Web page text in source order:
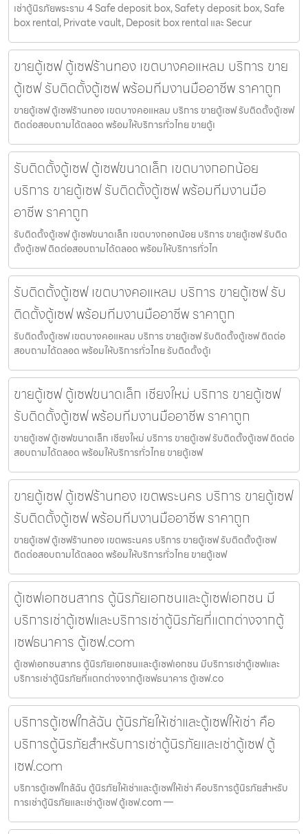
เช่าตู้นิรภัยพระราม 4 Safe deposit box, Safety deposit box, Safe
box rental, Private vault, Deposit box rental และ Secur
ขายตู้เซฟ ตู้เซฟร้านทอง เขตบางคอแหลม บริการ ขาย
ตู้เซฟ รับติดตั้งตู้เซฟ พร้อมทีมงานมืออาชีพ ราคาถูก
ขายตู้เซฟ ตู้เซฟร้านทอง เขตบางคอแหลม บริการ ขายตู้เซฟ รับติดตั้งตู้เซฟ
ติดต่อสอบถามได้ตลอด พร้อมให้บริการทั่วไทย ขายตู้เ
รับติดตั้งตู้เซฟ ตู้เซฟขนาดเล็ก เขตบางกอกน้อย
บริการ ขายตู้เซฟ รับติดตั้งตู้เซฟ พร้อมทีมงานมือ
อาชีพ ราคาถูก
รับติดตั้งตู้เซฟ ตู้เซฟขนาดเล็ก เขตบางกอกน้อย บริการ ขายตู้เซฟ รับติด
ตั้งตู้เซฟ ติดต่อสอบถามได้ตลอด พร้อมให้บริการทั่วไท
รับติดตั้งตู้เซฟ เขตบางคอแหลม บริการ ขายตู้เซฟ รับ
ติดตั้งตู้เซฟ พร้อมทีมงานมืออาชีพ ราคาถูก
รับติดตั้งตู้เซฟ เขตบางคอแหลม บริการ ขายตู้เซฟ รับติดตั้งตู้เซฟ ติดต่อ
สอบถามได้ตลอด พร้อมให้บริการทั่วไทย รับติดตั้งตู้เ
ขายตู้เซฟ ตู้เซฟขนาดเล็ก เชียงใหม่ บริการ ขายตู้เซฟ
รับติดตั้งตู้เซฟ พร้อมทีมงานมืออาชีพ ราคาถูก
ขายตู้เซฟ ตู้เซฟขนาดเล็ก เชียงใหม่ บริการ ขายตู้เซฟ รับติดตั้งตู้เซฟ ติดต่อ
สอบถามได้ตลอด พร้อมให้บริการทั่วไทย ขายตู้เซฟ
ขายตู้เซฟ ตู้เซฟร้านทอง เขตพระนคร บริการ ขายตู้เซฟ
รับติดตั้งตู้เซฟ พร้อมทีมงานมืออาชีพ ราคาถูก
ขายตู้เซฟ ตู้เซฟร้านทอง เขตพระนคร บริการ ขายตู้เซฟ รับติดตั้งตู้เซฟ
ติดต่อสอบถามได้ตลอด พร้อมให้บริการทั่วไทย ขายตู้เซฟ
ตู้เซฟเอกชนสาทร ตู้นิรภัยเอกชนและตู้เซฟเอกชน มี
บริการเช่าตู้เซฟและบริการเช่าตู้นิรภัยที่แตกต่างจากตู้
เซฟธนาคาร ตู้เซฟ.com
ตู้เซฟเอกชนสาทร ตู้นิรภัยเอกชนและตู้เซฟเอกชน มีบริการเช่าตู้เซฟและ
บริการเช่าตู้นิรภัยที่แตกต่างจากตู้เซฟธนาคาร ตู้เซฟ.co
บริการตู้เซฟใกล้ฉัน ตู้นิรภัยให้เช่าและตู้เซฟให้เช่า คือ
บริการตู้นิรภัยสำหรับการเช่าตู้นิรภัยและเช่าตู้เซฟ ตู้
เซฟ.com
บริการตู้เซฟใกล้ฉัน ตู้นิรภัยให้เช่าและตู้เซฟให้เช่า คือบริการตู้นิรภัยสำหรับ
การเช่าตู้นิรภัยและเช่าตู้เซฟ ตู้เซฟ.com —